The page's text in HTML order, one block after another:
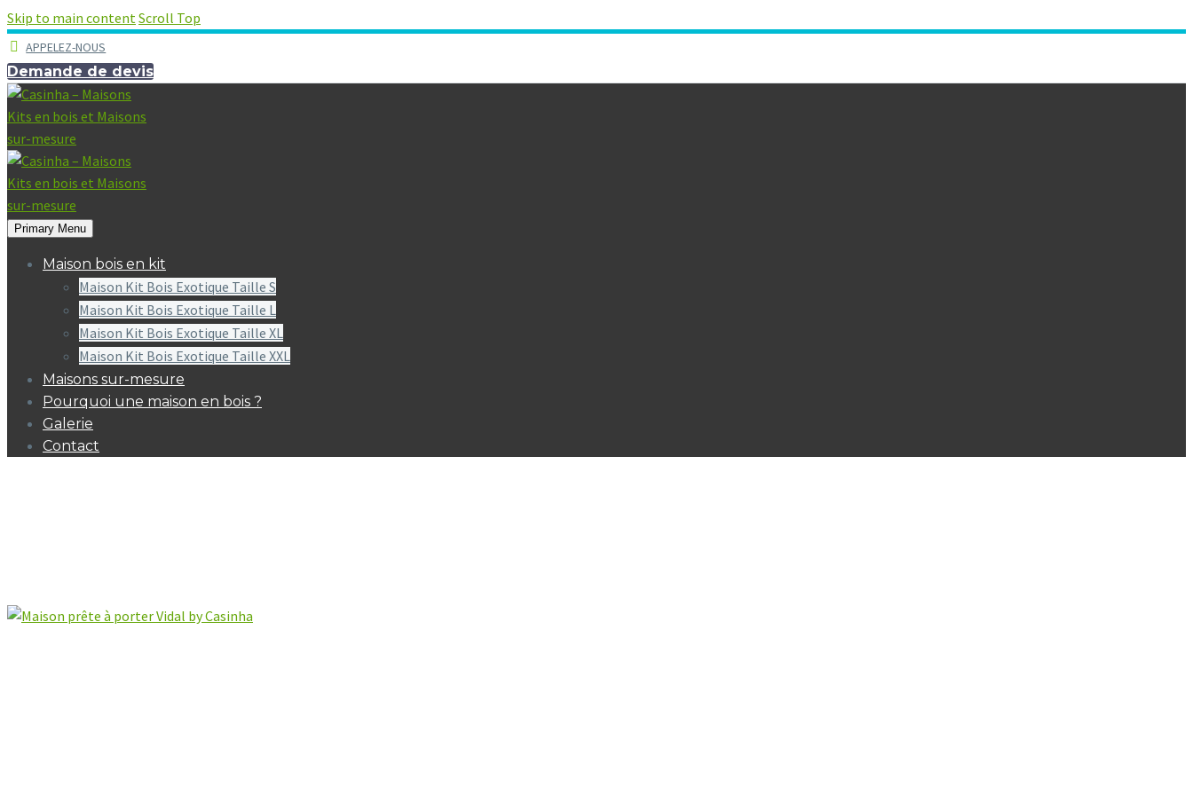
Skip to main contentScroll Top
APPELEZ-NOUS
Demande de devis
Primary Menu
Maison bois en kit
Maison Kit Bois Exotique Taille S
Maison Kit Bois Exotique Taille L
Maison Kit Bois Exotique Taille XL
Maison Kit Bois Exotique Taille XXL
Maisons sur-mesure
Pourquoi une maison en bois ?
Galerie
Contact